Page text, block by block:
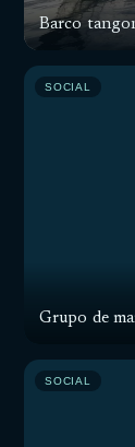
Barco
Grupo de
SOCIAL
SOCIAL